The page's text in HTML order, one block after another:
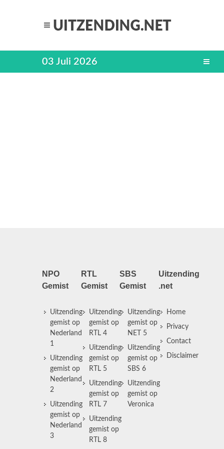
03 Juli 2026
NPO
Gemist
Uitzending
gemist op
Nederland
1
Uitzending
gemist op
Nederland
2
Uitzending
gemist op
Nederland
3
RTL
Gemist
Uitzending
gemist op
RTL 4
Uitzending
gemist op
RTL 5
Uitzending
gemist op
RTL 7
Uitzending
gemist op
RTL 8
SBS
Gemist
Uitzending
gemist op
NET 5
Uitzending
gemist op
SBS 6
Uitzending
gemist op
Veronica
Uitzending
.net
Home
Privacy
Contact
Disclaimer